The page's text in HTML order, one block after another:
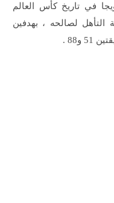
في تاريخ كأس العالم
التأهل لصالحه ، بهدفين
و88 .